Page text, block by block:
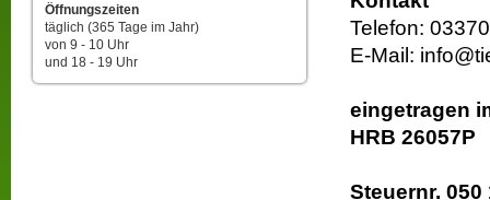
Öffnungszeiten
täglich (365 Tage im Jahr)
von 9 - 10 Uhr
und 18 - 19 Uhr
Telefon:
E-Mail:
eingetragen
HRB 26057P
Steuernr. 050